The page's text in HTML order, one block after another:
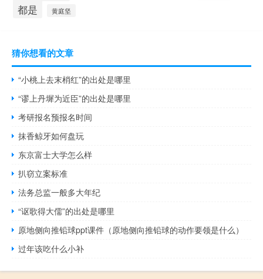
都是 黄庭坚
猜你想看的文章
“小桃上去末梢红”的出处是哪里
“谬上丹墀为近臣”的出处是哪里
考研报名预报名时间
抹香鲸牙如何盘玩
东京富士大学怎么样
扒窃立案标准
法务总监一般多大年纪
“讴歌得大儒”的出处是哪里
原地侧向推铅球ppt课件（原地侧向推铅球的动作要领是什么）
过年该吃什么小补